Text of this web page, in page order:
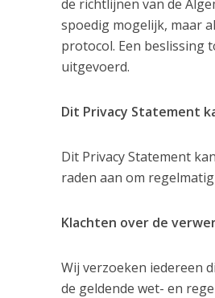
de richtlijnen van de
spoedig mogelijk, maar
protocol. Een beslissing
uitgevoerd.
Dit Privacy Statement
Dit Privacy Statement
raden aan om
Klachten over de
Wij verzoeken iedereen
de geldende wet- en